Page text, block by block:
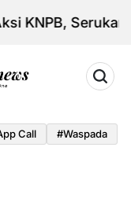
Serukan
Call
#waspada